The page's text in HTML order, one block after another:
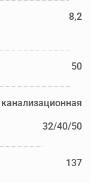
8,2
50
32/40/50
137